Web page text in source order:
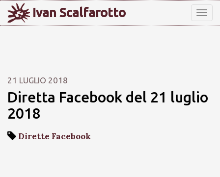
Ivan Scalfarotto
21 LUGLIO 2018
Diretta Facebook del 21 luglio
2018
Dirette Facebook